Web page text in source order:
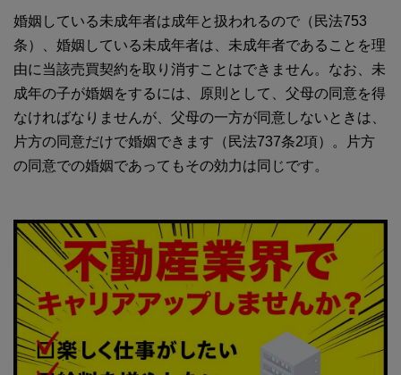
婚姻している未成年者は成年と扱われるので（民法753
条）、婚姻している未成年者は、未成年者であることを理
由に当該売買契約を取り消すことはできません。なお、未
成年の子が婚姻をするには、原則として、父母の同意を得
なければなりませんが、父母の一方が同意しないときは、
片方の同意だけで婚姻できます（民法737条2項）。片方
の同意での婚姻であってもその効力は同じです。